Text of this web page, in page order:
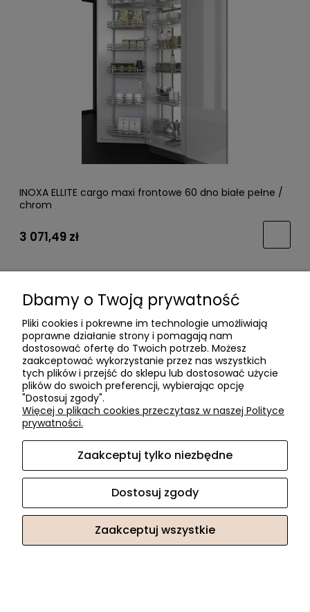
INOXA ELLITE cargo maxi frontowe 60 dno białe pełne /
chrom
3 071,49 zł
INOXA ELLITE cargo maxi frontowe 60 dno tytan pełne /
Dbamy o Twoją prywatność
Pliki cookies i pokrewne im technologie umożliwiają
poprawne działanie strony i pomagają nam
dostosować ofertę do Twoich potrzeb. Możesz
zaakceptować wykorzystanie przez nas wszystkich
tych plików i przejść do sklepu lub dostosować użycie
plików do swoich preferencji, wybierając opcję
"Dostosuj zgody".
Więcej o plikach cookies przeczytasz w naszej Polityce
prywatności.
Zaakceptuj tylko niezbędne
Dostosuj zgody
Zaakceptuj wszystkie